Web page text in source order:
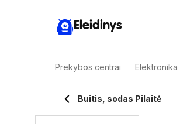
Eleidinys
Prekybos centrai Elektronika
Buitis, sodas Pilaitė